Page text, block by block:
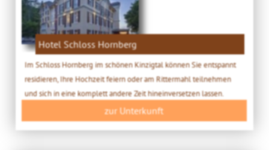
Hotel Schloss Hornberg
Im Schloss Hornberg im schönen Kinzigtal können Sie entspannt
residieren, Ihre Hochzeit feiern oder am Rittermahl teilnehmen
und sich in eine komplett andere Zeit hineinversetzen lassen.
zur Unterkunft